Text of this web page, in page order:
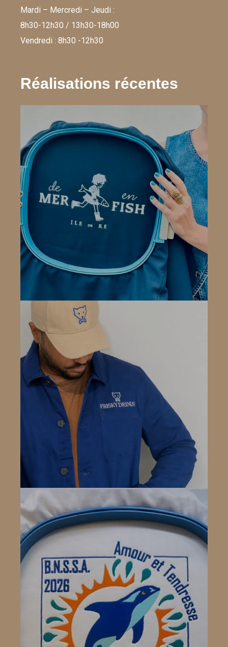
Mardi – Mercredi – Jeudi :
8h30-12h30 / 13h30-18h00
Vendredi : 8h30 -12h30
Réalisations récentes